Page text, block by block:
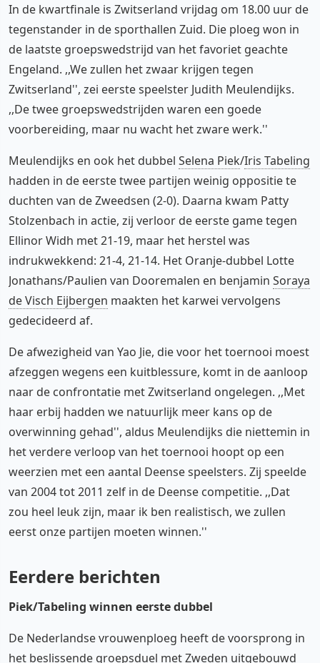
In de kwartfinale is Zwitserland vrijdag om 18.00 uur de
tegenstander in de sporthallen Zuid. Die ploeg won in
de laatste groepswedstrijd van het favoriet geachte
Engeland. ,,We zullen het zwaar krijgen tegen
Zwitserland'', zei eerste speelster Judith Meulendijks.
,,De twee groepswedstrijden waren een goede
voorbereiding, maar nu wacht het zware werk.''
Meulendijks en ook het dubbel Selena Piek/Iris Tabeling
hadden in de eerste twee partijen weinig oppositie te
duchten van de Zweedsen (2-0). Daarna kwam Patty
Stolzenbach in actie, zij verloor de eerste game tegen
Ellinor Widh met 21-19, maar het herstel was
indrukwekkend: 21-4, 21-14. Het Oranje-dubbel Lotte
Jonathans/Paulien van Dooremalen en benjamin Soraya
de Visch Eijbergen maakten het karwei vervolgens
gedecideerd af.
De afwezigheid van Yao Jie, die voor het toernooi moest
afzeggen wegens een kuitblessure, komt in de aanloop
naar de confrontatie met Zwitserland ongelegen. ,,Met
haar erbij hadden we natuurlijk meer kans op de
overwinning gehad'', aldus Meulendijks die niettemin in
het verdere verloop van het toernooi hoopt op een
weerzien met een aantal Deense speelsters. Zij speelde
van 2004 tot 2011 zelf in de Deense competitie. ,,Dat
zou heel leuk zijn, maar ik ben realistisch, we zullen
eerst onze partijen moeten winnen.''
Eerdere berichten
Piek/Tabeling winnen eerste dubbel
De Nederlandse vrouwenploeg heeft de voorsprong in
het beslissende groepsduel met Zweden uitgebouwd